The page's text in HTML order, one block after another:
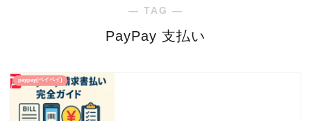
― TAG ―
PayPay 支払い
paypay(ペイペイ)